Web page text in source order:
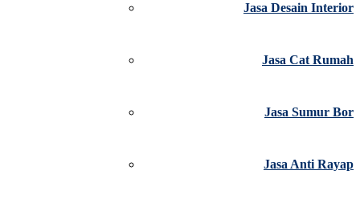
Jasa Desain Interior
Jasa Cat Rumah
Jasa Sumur Bor
Jasa Anti Rayap